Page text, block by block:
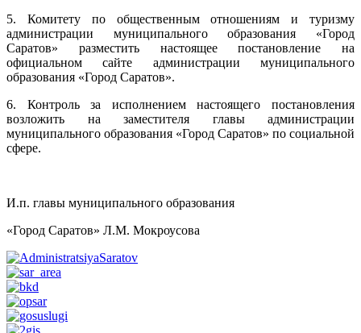
5. Комитету по общественным отношениям и туризму
администрации муниципального образования «Город
Саратов» разместить настоящее постановление на
официальном сайте администрации муниципального
образования «Город Саратов».
6. Контроль за исполнением настоящего постановления
возложить на заместителя главы администрации
муниципального образования «Город Саратов» по социальной
сфере.
И.п. главы муниципального образования
«Город Саратов» Л.М. Мокроусова